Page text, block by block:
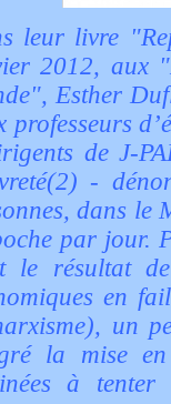
leur livre
2012, aux
Esther
professeurs
de J-
-
dans le
par jour.
le résultat
en
un
la mise
à